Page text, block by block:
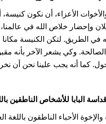
الأعزاء، أن نكون
وإحضار خلاص الله في
في الطريق. لتكن الكنيسة
الصالحة. وكي يشعر الآخر بأنه
كما أنه يجب علينا نحن أن
البابا للأشخاص الناطقين
والإخوة الأحباء الناطقون